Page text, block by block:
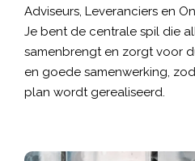
Adviseurs, Leveranciers en
Je bent de centrale spil die
samenbrengt en zorgt voor
en goede samenwerking,
plan wordt gerealiseerd.